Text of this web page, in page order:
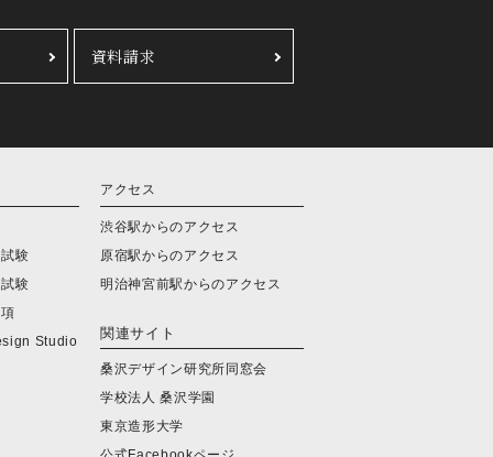
資料請求
験
験
Studio
アクセス
渋谷駅からのアクセス
原宿駅からのアクセス
明治神宮前駅からのアクセス
関連サイト
桑沢デザイン研究所同窓会
学校法人 桑沢学園
東京造形大学